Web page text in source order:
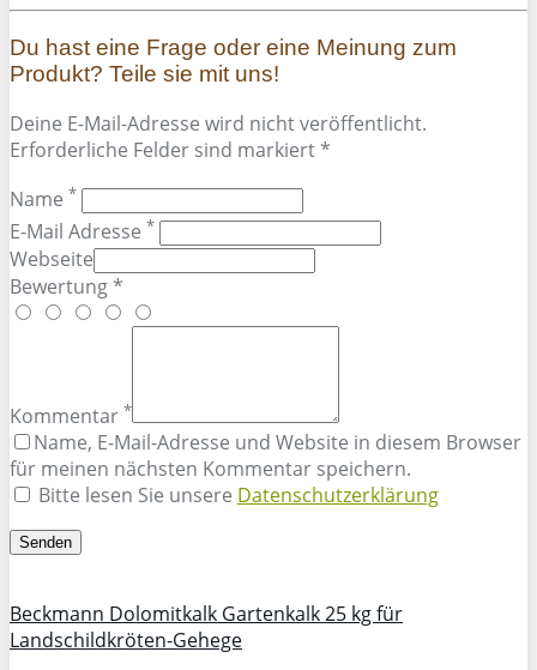
Du hast eine Frage oder eine Meinung zum
Produkt? Teile sie mit uns!
Deine E-Mail-Adresse wird nicht veröffentlicht.
Erforderliche Felder sind markiert *
Name *
E-Mail Adresse *
Webseite
Bewertung *
Kommentar *
Name, E-Mail-Adresse und Website in diesem Browser
für meinen nächsten Kommentar speichern.
Bitte lesen Sie unsere Datenschutzerklärung
Beckmann Dolomitkalk Gartenkalk 25 kg für
Landschildkröten-Gehege